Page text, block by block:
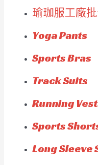
瑜珈服工廠
Yoga Pants
Sports Bras
Track Suits
Running
Sports
Long Sleeve